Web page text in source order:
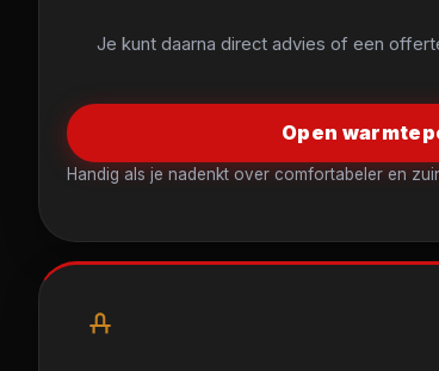
Je kunt daarna direct advies of een
Open
Handig als je nadenkt over comfortabeler en